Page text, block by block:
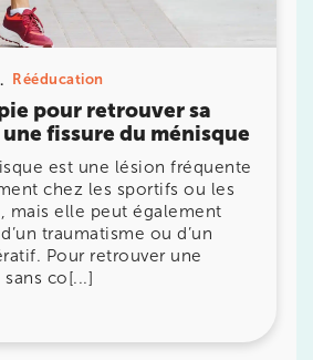
Rééducation
pour retrouver sa
fissure du ménisque
est une lésion fréquente
chez les sportifs ou les
mais elle peut également
traumatisme ou d’un
Pour retrouver une
co[...]
MALABRY
Division Leclerc 92290
24
sur
sur
VILLIERS